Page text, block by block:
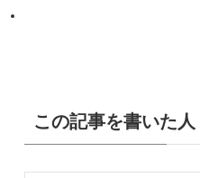
この記事を書いた人